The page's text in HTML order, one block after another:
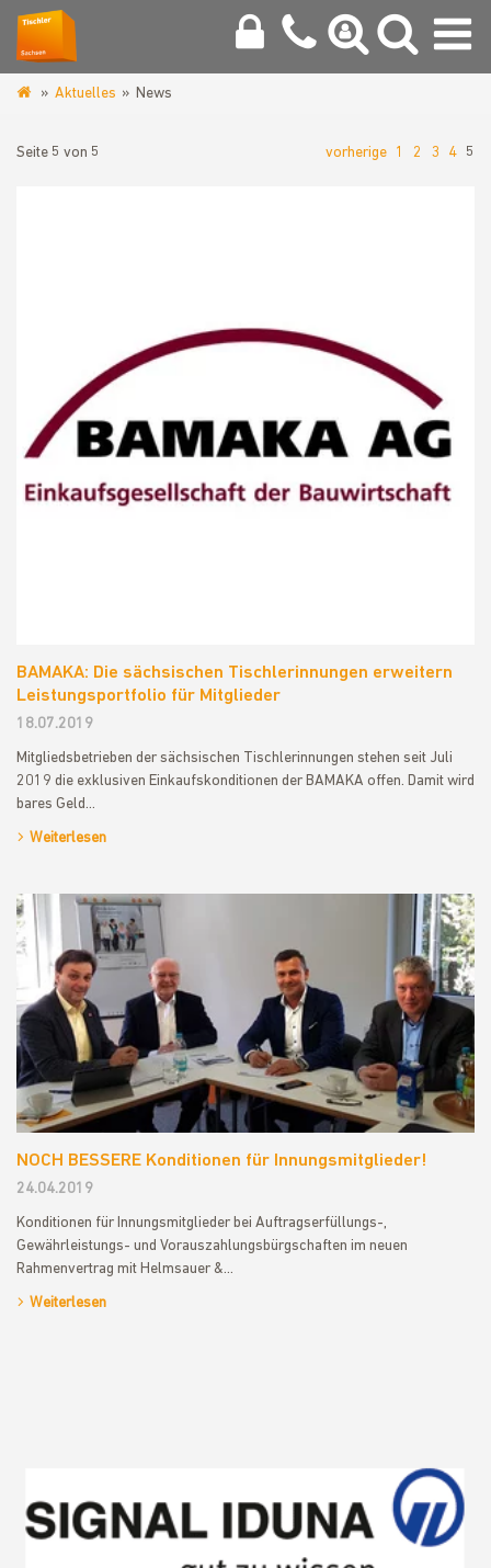
Aktuelles News
Seite 5 von 5 vorherige 1 2 3 4 5
BAMAKA: Die sächsischen Tischlerinnungen erweitern
Leistungsportfolio für Mitglieder
18.07.2019
Mitgliedsbetrieben der sächsischen Tischlerinnungen stehen seit Juli
2019 die exklusiven Einkaufskonditionen der BAMAKA offen. Damit wird
bares Geld…
Weiterlesen
NOCH BESSERE Konditionen für Innungsmitglieder!
24.04.2019
Konditionen für Innungsmitglieder bei Auftragserfüllungs-,
Gewährleistungs- und Vorauszahlungsbürgschaften im neuen
Rahmenvertrag mit Helmsauer &…
Weiterlesen